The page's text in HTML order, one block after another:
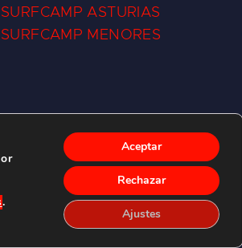
SURFCAMP ASTURIAS
SURFCAMP MENORES
(ASTURIAS)
.
Aceptar
Rechazar
Ajustes